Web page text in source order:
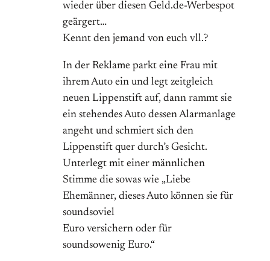
wieder über diesen Geld.de-Werbespot
geärgert…
Kennt den jemand von euch vll.?
In der Reklame parkt eine Frau mit
ihrem Auto ein und legt zeitgleich
neuen Lippenstift auf, dann rammt sie
ein stehendes Auto dessen Alarmanlage
angeht und schmiert sich den
Lippenstift quer durch’s Gesicht.
Unterlegt mit einer männlichen
Stimme die sowas wie „Liebe
Ehemänner, dieses Auto können sie für
soundsoviel
Euro versichern oder für
soundsowenig Euro.“